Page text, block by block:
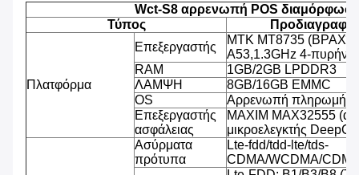
Wct-S8 αρρενωπή POS
Τύπος
Προδιαγραφή
Πλατφόρμα
Επεξεργαστής
MTK MT8735
A53,1.3GHz 4-
RAM
1GB/2GB LPDDR3
ΛΑΜΨΗ
8GB/16GB EMMC
OS
Αρρενωπή πληρωμή
Επεξεργαστής
ασφάλειας
MAXIM MAX32555
μικροελεγκτής
Ασύρματα
πρότυπα
Lte-fdd/tdd-lte/tds-
CDMA/WCDMA/